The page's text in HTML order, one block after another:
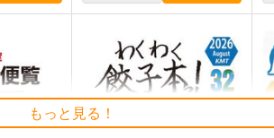
冊運べ
品目向け
台湾的旅遊風景 東台湾・南迴
旅遊(宜蘭・花蓮・台東・屏
もっと見る！